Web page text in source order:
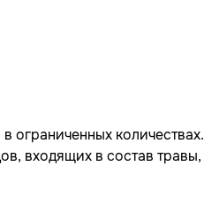
ограниченных количествах.
входящих в состав травы,